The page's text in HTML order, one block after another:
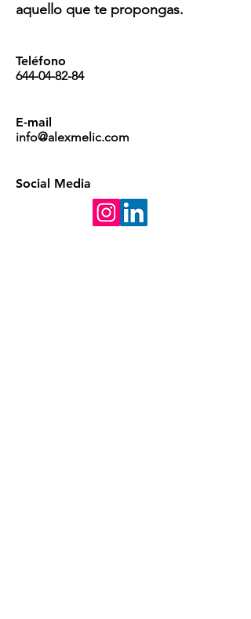
aquello que te propongas.
Teléfono
644-04-82-84
E-mail
info@alexmelic.com
Social Media